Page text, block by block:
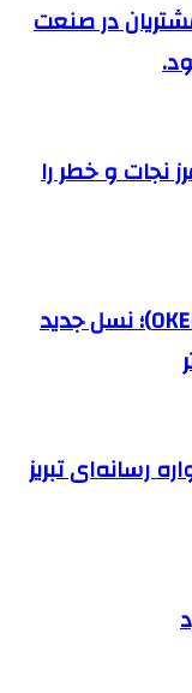
در صنعت
مرز نجات و خطر را
معرفی کرکره فولادی اوکر (OKER)؛ نسل جدید
رسانه‌ای تبریز